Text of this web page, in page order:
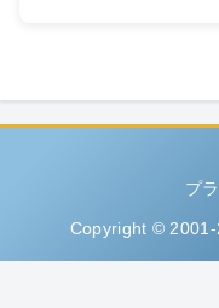
プ
Copyright © 2001-